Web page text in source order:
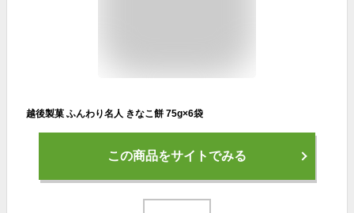
越後製菓 ふんわり名人 きなこ餅 75g×6袋
この商品をサイトでみる